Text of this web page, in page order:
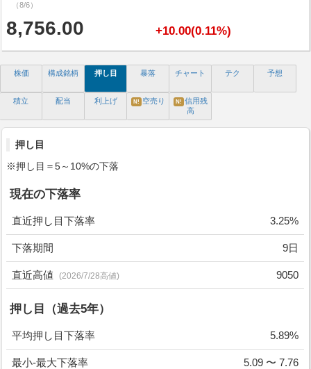
（8/6）
8,756.00 +10.00(0.11%)
株価 構成銘柄 押し目 暴落 チャート テク 予想
積立 配当 利上げ N! 空売り N! 信用残
高
押し目
※押し目＝5～10%の下落
現在の下落率
直近押し目下落率 3.25%
下落期間 9日
直近高値 (2026/7/28高値) 9050
押し目（過去5年）
平均押し目下落率 5.89%
最小-最大下落率 5.09 〜 7.76